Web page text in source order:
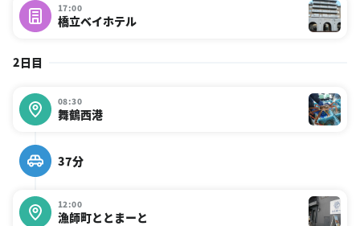
17:00
橋立ベイホテル
2日目
08:30
舞鶴西港
37分
12:00
漁師町ととまーと